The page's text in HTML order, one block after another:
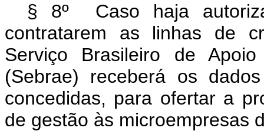
§ 8º Caso haja
contratarem as linhas de
Serviço Brasileiro de
(Sebrae) receberá os
concedidas, para ofertar a
de gestão às microempresas